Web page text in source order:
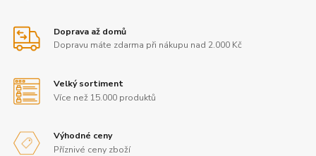
Doprava až domů
Dopravu máte zdarma při nákupu nad 2.000 Kč
Velký sortiment
Více než 15.000 produktů
Výhodné ceny
Příznivé ceny zboží